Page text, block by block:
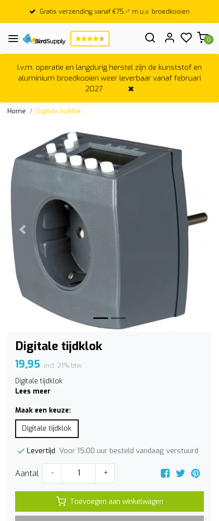
Gratis verzending vanaf €75,-* m.u.v. broedkooien
0
I.v.m. operatie en langdurig herstel zijn de kunststof en
aluminium broedkooien weer leverbaar vanaf februari
2027
Home Digitale tijdklok
Vorige
Digitale tijdklok
19,95 incl. 21% btw
Digitale tijdklok
Lees meer
Maak een keuze:
Digitale tijdklok
Levertijd Voor 15:00 uur besteld vandaag verstuurd
Aantal - +
Toevoegen aan winkelwagen